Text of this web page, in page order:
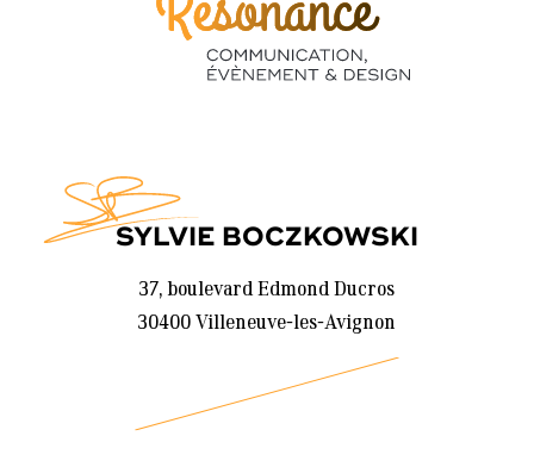
SYLVIE BOCZKOWSKI
37, boulevard Edmond Ducros
30400 Villeneuve-les-Avignon